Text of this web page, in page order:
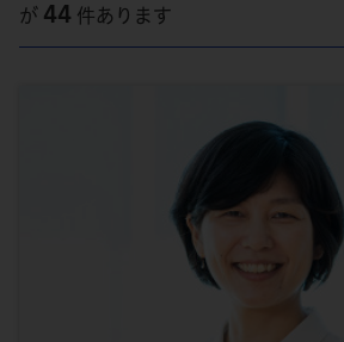
が 44 件あります